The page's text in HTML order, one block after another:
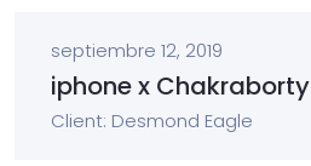
septiembre 12, 2019
iphone x Chakraborty
Client: Desmond Eagle